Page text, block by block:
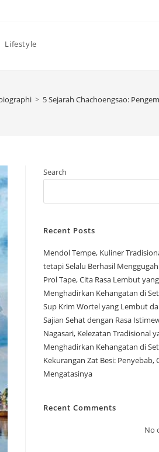
Lifestyle
> 5 Sejarah Chachoengsao:
Search
Recent Posts
Mendol Tempe, Kuliner
tetapi Selalu Berhasil
Prol Tape, Cita Rasa Lembut
Menghadirkan Kehangatan di
Sup Krim Wortel yang Lembut
Sajian Sehat dengan Rasa
Nagasari, Kelezatan Tradisional
Menghadirkan Kehangatan di
Kekurangan Zat Besi: Penyebab,
Mengatasinya
Recent Comments
No